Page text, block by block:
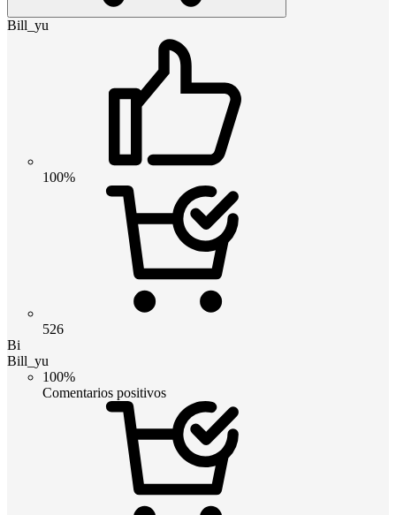
Bill_yu
100%
526
Bi
Bill_yu
100%
Comentarios positivos